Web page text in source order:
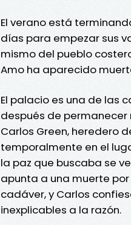
El verano está
días para empezar sus
mismo del pueblo
Amo ha aparecido
El palacio es una de las
después de
Carlos Green, heredero
temporalmente en el
la paz que buscaba se
apunta a una muerte
cadáver, y Carlos
inexplicables a la razón.